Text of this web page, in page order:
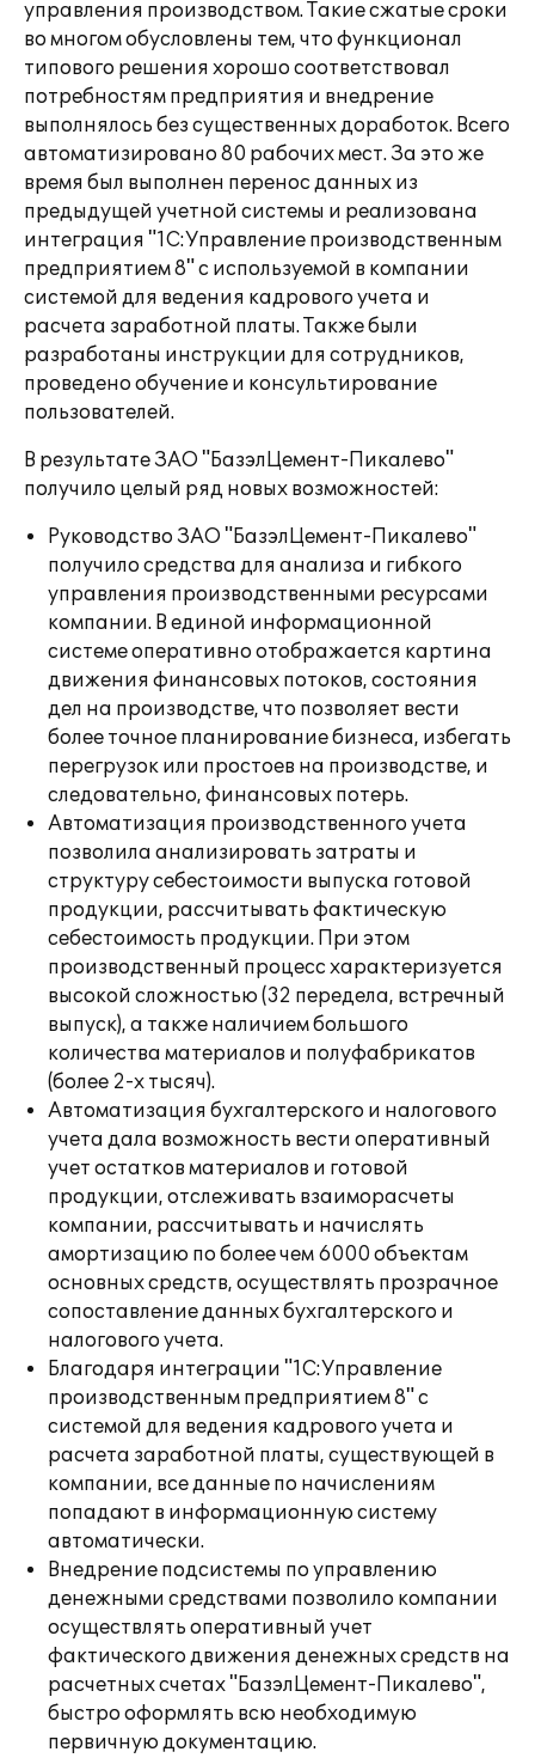
управления производством. Такие сжатые сроки
во многом обусловлены тем, что функционал
типового решения хорошо соответствовал
потребностям предприятия и внедрение
выполнялось без существенных доработок. Всего
автоматизировано 80 рабочих мест. За это же
время был выполнен перенос данных из
предыдущей учетной системы и реализована
интеграция "1С:Управление производственным
предприятием 8" с используемой в компании
системой для ведения кадрового учета и
расчета заработной платы. Также были
разработаны инструкции для сотрудников,
проведено обучение и консультирование
пользователей.
В результате ЗАО "БазэлЦемент-Пикалево"
получило целый ряд новых возможностей:
Руководство ЗАО "БазэлЦемент-Пикалево"
получило средства для анализа и гибкого
управления производственными ресурсами
компании. В единой информационной
системе оперативно отображается картина
движения финансовых потоков, состояния
дел на производстве, что позволяет вести
более точное планирование бизнеса, избегать
перегрузок или простоев на производстве, и
следовательно, финансовых потерь.
Автоматизация производственного учета
позволила анализировать затраты и
структуру себестоимости выпуска готовой
продукции, рассчитывать фактическую
себестоимость продукции. При этом
производственный процесс характеризуется
высокой сложностью (32 передела, встречный
выпуск), а также наличием большого
количества материалов и полуфабрикатов
(более 2-х тысяч).
Автоматизация бухгалтерского и налогового
учета дала возможность вести оперативный
учет остатков материалов и готовой
продукции, отслеживать взаиморасчеты
компании, рассчитывать и начислять
амортизацию по более чем 6000 объектам
основных средств, осуществлять прозрачное
сопоставление данных бухгалтерского и
налогового учета.
Благодаря интеграции "1С:Управление
производственным предприятием 8" с
системой для ведения кадрового учета и
расчета заработной платы, существующей в
компании, все данные по начислениям
попадают в информационную систему
автоматически.
Внедрение подсистемы по управлению
денежными средствами позволило компании
осуществлять оперативный учет
фактического движения денежных средств на
расчетных счетах "БазэлЦемент-Пикалево",
быстро оформлять всю необходимую
первичную документацию.